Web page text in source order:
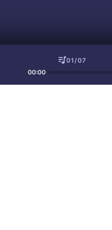
01/07
00:00